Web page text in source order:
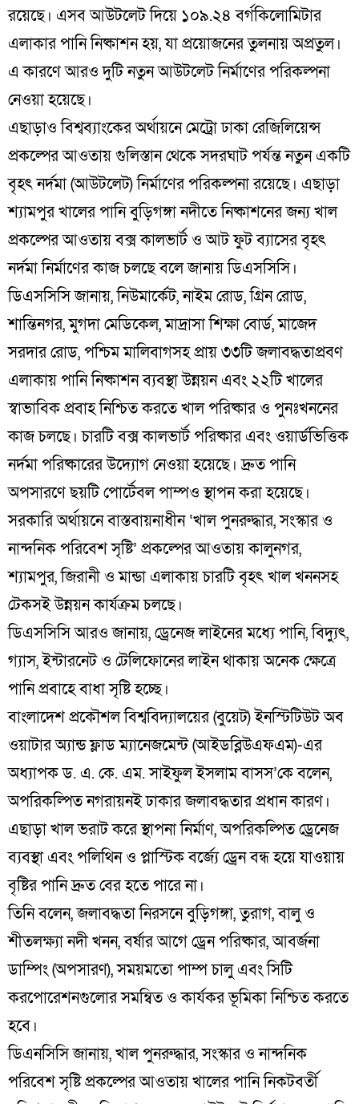
রয়েছে। এসব আউটলেট দিয়ে ১০৯.২৪ বর্গকিলোমিটার
এলাকার পানি নিষ্কাশন হয়, যা প্রয়োজনের তুলনায় অপ্রতুল।
এ কারণে আরও দুটি নতুন আউটলেট নির্মাণের পরিকল্পনা
নেওয়া হয়েছে।
এছাড়াও বিশ্বব্যাংকের অর্থায়নে মেট্রো ঢাকা রেজিলিয়েন্স
প্রকল্পের আওতায় গুলিস্তান থেকে সদরঘাট পর্যন্ত নতুন একটি
বৃহৎ নর্দমা (আউটলেট) নির্মাণের পরিকল্পনা রয়েছে। এছাড়া
শ্যামপুর খালের পানি বুড়িগঙ্গা নদীতে নিষ্কাশনের জন্য খাল
প্রকল্পের আওতায় বক্স কালভার্ট ও আট ফুট ব্যাসের বৃহৎ
নর্দমা নির্মাণের কাজ চলছে বলে জানায় ডিএসসিসি।
ডিএসসিসি জানায়, নিউমার্কেট, নাইম রোড, গ্রিন রোড,
শান্তিনগর, মুগদা মেডিকেল, মাদ্রাসা শিক্ষা বোর্ড, মাজেদ
সরদার রোড, পশ্চিম মালিবাগসহ প্রায় ৩৩টি জলাবদ্ধতাপ্রবণ
এলাকায় পানি নিষ্কাশন ব্যবস্থা উন্নয়ন এবং ২২টি খালের
স্বাভাবিক প্রবাহ নিশ্চিত করতে খাল পরিষ্কার ও পুনঃখননের
কাজ চলছে। চারটি বক্স কালভার্ট পরিষ্কার এবং ওয়ার্ডভিত্তিক
নর্দমা পরিষ্কারের উদ্যোগ নেওয়া হয়েছে। দ্রুত পানি
অপসারণে ছয়টি পোর্টেবল পাম্পও স্থাপন করা হয়েছে।
সরকারি অর্থায়নে বাস্তবায়নাধীন ‘খাল পুনরুদ্ধার, সংস্কার ও
নান্দনিক পরিবেশ সৃষ্টি’ প্রকল্পের আওতায় কালুনগর,
শ্যামপুর, জিরানী ও মান্ডা এলাকায় চারটি বৃহৎ খাল খননসহ
টেকসই উন্নয়ন কার্যক্রম চলছে।
ডিএসসিসি আরও জানায়, ড্রেনেজ লাইনের মধ্যে পানি, বিদ্যুৎ,
গ্যাস, ইন্টারনেট ও টেলিফোনের লাইন থাকায় অনেক ক্ষেত্রে
পানি প্রবাহে বাধা সৃষ্টি হচ্ছে।
বাংলাদেশ প্রকৌশল বিশ্ববিদ্যালয়ের (বুয়েট) ইনস্টিটিউট অব
ওয়াটার অ্যান্ড ফ্লাড ম্যানেজমেন্ট (আইডব্লিউএফএম)-এর
অধ্যাপক ড. এ. কে. এম. সাইফুল ইসলাম বাসস’কে বলেন,
অপরিকল্পিত নগরায়নই ঢাকার জলাবদ্ধতার প্রধান কারণ।
এছাড়া খাল ভরাট করে স্থাপনা নির্মাণ, অপরিকল্পিত ড্রেনেজ
ব্যবস্থা এবং পলিথিন ও প্লাস্টিক বর্জ্যে ড্রেন বন্ধ হয়ে যাওয়ায়
বৃষ্টির পানি দ্রুত বের হতে পারে না।
তিনি বলেন, জলাবদ্ধতা নিরসনে বুড়িগঙ্গা, তুরাগ, বালু ও
শীতলক্ষ্যা নদী খনন, বর্ষার আগে ড্রেন পরিষ্কার, আবর্জনা
ডাম্পিং (অপসারণ), সময়মতো পাম্প চালু এবং সিটি
করপোরেশনগুলোর সমন্বিত ও কার্যকর ভূমিকা নিশ্চিত করতে
হবে।
ডিএনসিসি জানায়, খাল পুনরুদ্ধার, সংস্কার ও নান্দনিক
পরিবেশ সৃষ্টি প্রকল্পের আওতায় খালের পানি নিকটবর্তী